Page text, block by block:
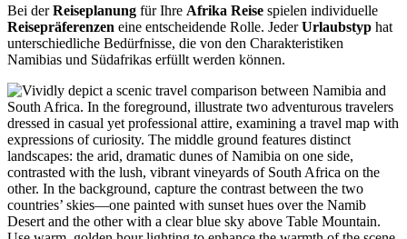
Bei derReiseplanung für Ihre Afrika Reise spielen individuelle
Reisepräferenzen eine entscheidende Rolle. JederUrlaubstyp hat
unterschiedliche Bedürfnisse, die von den Charakteristiken
Namibias und Südafrikas erfüllt werden können.